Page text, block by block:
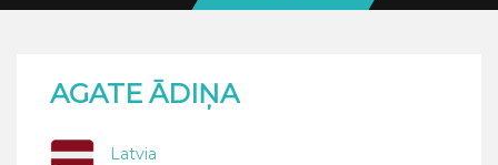
AGATE ĀDIŅA
Latvia